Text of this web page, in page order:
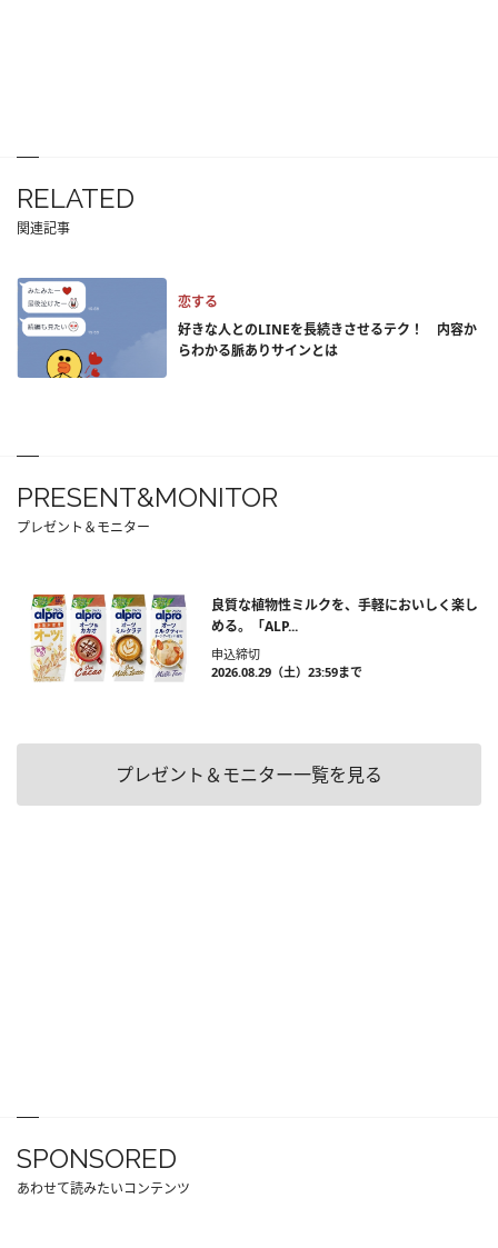
RELATED
関連記事
恋する
好きな人とのLINEを長続きさせるテク！ 内容か
らわかる脈ありサインとは
PRESENT&MONITOR
プレゼント＆モニター
良質な植物性ミルクを、手軽においしく楽し
める。「ALP...
申込締切
2026.08.29（土）23:59まで
プレゼント＆モニター一覧を見る
SPONSORED
あわせて読みたいコンテンツ